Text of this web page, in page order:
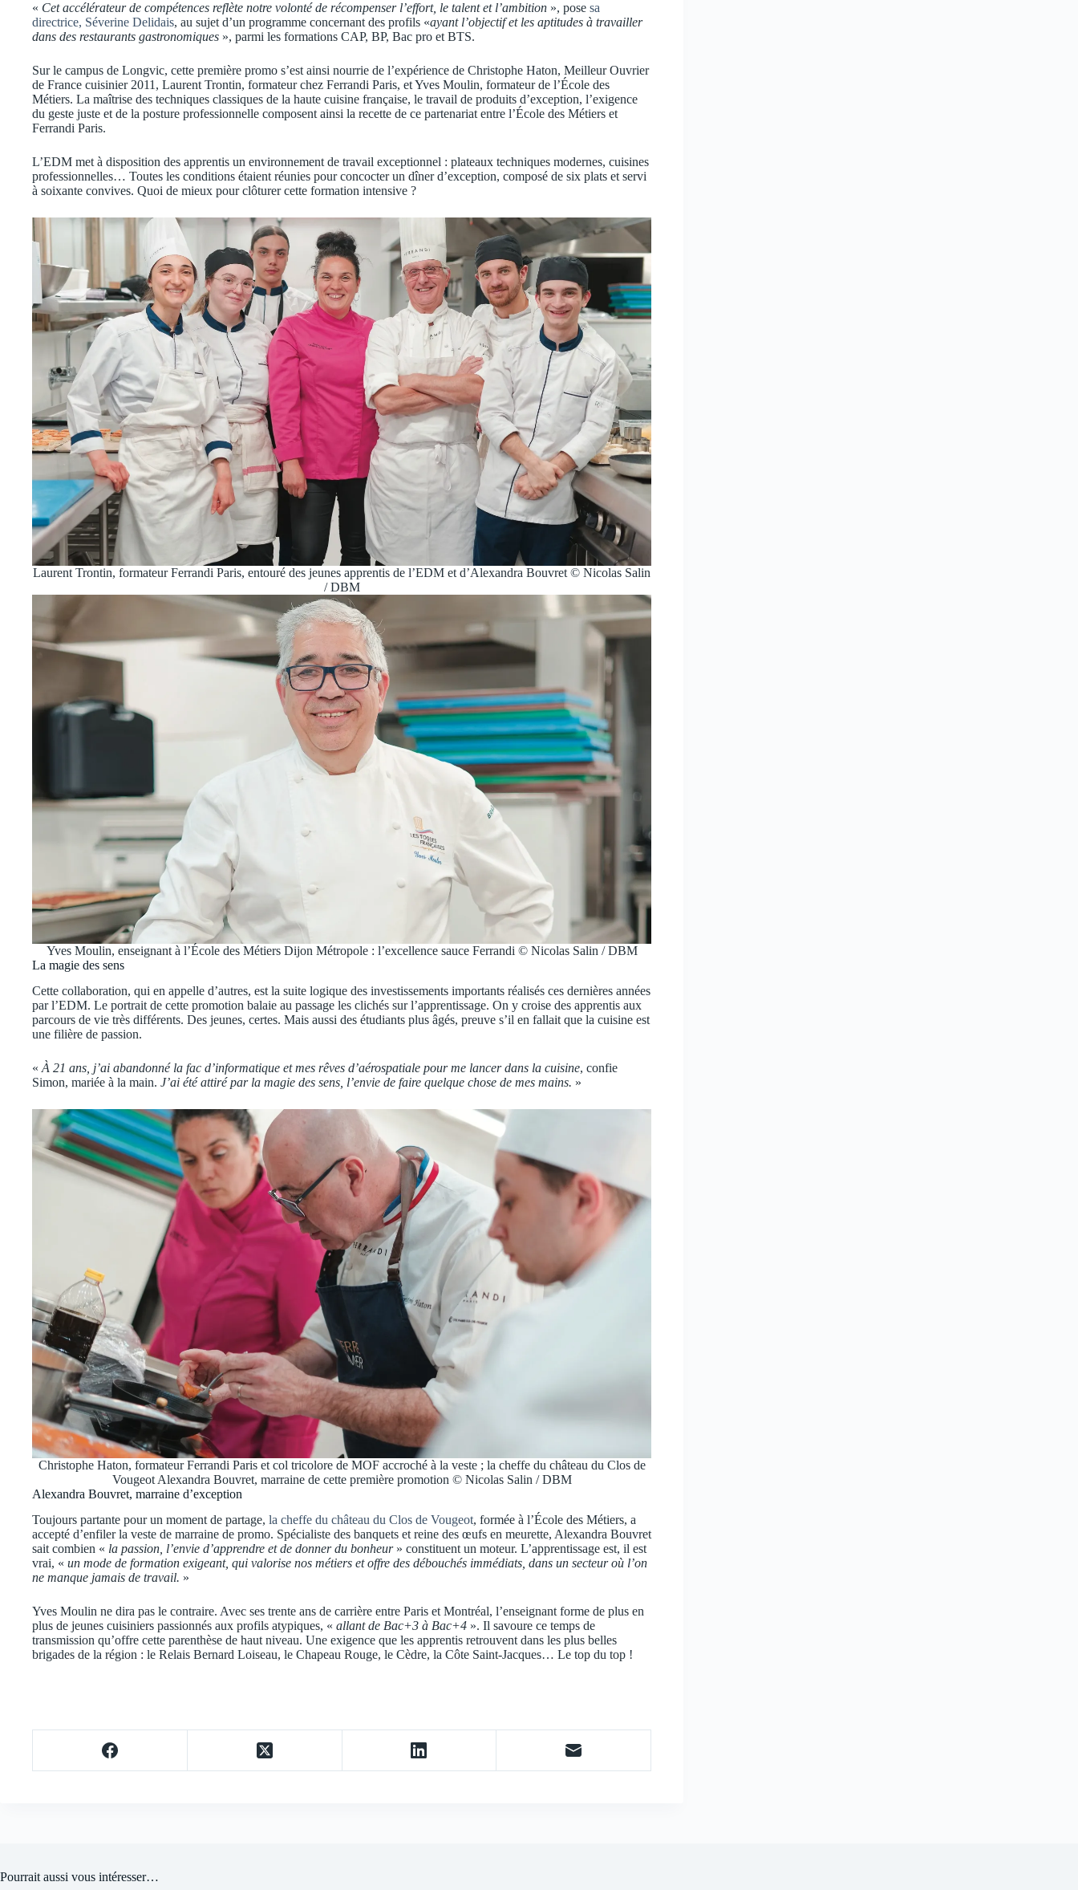
« Cet accélérateur de compétences reflète notre volonté de récompenser l’effort, le talent et l’ambition », pose sa
directrice, Séverine Delidais, au sujet d’un programme concernant des profils «ayant l’objectif et les aptitudes à travailler
dans des restaurants gastronomiques », parmi les formations CAP, BP, Bac pro et BTS.
Sur le campus de Longvic, cette première promo s’est ainsi nourrie de l’expérience de Christophe Haton, Meilleur Ouvrier
de France cuisinier 2011, Laurent Trontin, formateur chez Ferrandi Paris, et Yves Moulin, formateur de l’École des
Métiers. La maîtrise des techniques classiques de la haute cuisine française, le travail de produits d’exception, l’exigence
du geste juste et de la posture professionnelle composent ainsi la recette de ce partenariat entre l’École des Métiers et
Ferrandi Paris.
L’EDM met à disposition des apprentis un environnement de travail exceptionnel : plateaux techniques modernes, cuisines
professionnelles… Toutes les conditions étaient réunies pour concocter un dîner d’exception, composé de six plats et servi
à soixante convives. Quoi de mieux pour clôturer cette formation intensive ?
Laurent Trontin, formateur Ferrandi Paris, entouré des jeunes apprentis de l’EDM et d’Alexandra Bouvret © Nicolas Salin
/ DBM
Yves Moulin, enseignant à l’École des Métiers Dijon Métropole : l’excellence sauce Ferrandi © Nicolas Salin / DBM
La magie des sens
Cette collaboration, qui en appelle d’autres, est la suite logique des investissements importants réalisés ces dernières années
par l’EDM. Le portrait de cette promotion balaie au passage les clichés sur l’apprentissage. On y croise des apprentis aux
parcours de vie très différents. Des jeunes, certes. Mais aussi des étudiants plus âgés, preuve s’il en fallait que la cuisine est
une filière de passion.
« À 21 ans, j’ai abandonné la fac d’informatique et mes rêves d’aérospatiale pour me lancer dans la cuisine, confie
Simon, mariée à la main. J’ai été attiré par la magie des sens, l’envie de faire quelque chose de mes mains. »
Christophe Haton, formateur Ferrandi Paris et col tricolore de MOF accroché à la veste ; la cheffe du château du Clos de
Vougeot Alexandra Bouvret, marraine de cette première promotion © Nicolas Salin / DBM
Alexandra Bouvret, marraine d’exception
Toujours partante pour un moment de partage, la cheffe du château du Clos de Vougeot, formée à l’École des Métiers, a
accepté d’enfiler la veste de marraine de promo. Spécialiste des banquets et reine des œufs en meurette, Alexandra Bouvret
sait combien « la passion, l’envie d’apprendre et de donner du bonheur» constituent un moteur. L’apprentissage est, il est
vrai, « un mode de formation exigeant, qui valorise nos métiers et offre des débouchés immédiats, dans un secteur où l’on
ne manque jamais de travail. »
Yves Moulin ne dira pas le contraire. Avec ses trente ans de carrière entre Paris et Montréal, l’enseignant forme de plus en
plus de jeunes cuisiniers passionnés aux profils atypiques, « allant de Bac+3 à Bac+4 ». Il savoure ce temps de
transmission qu’offre cette parenthèse de haut niveau. Une exigence que les apprentis retrouvent dans les plus belles
brigades de la région : le Relais Bernard Loiseau, le Chapeau Rouge, le Cèdre, la Côte Saint-Jacques… Le top du top !
Pourrait aussi vous intéresser…